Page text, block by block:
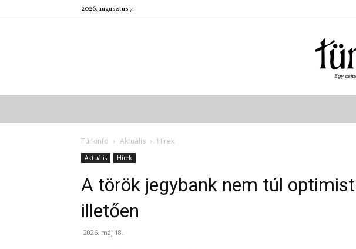
2026. augusztus 7.
Türkinfo Aktuális Hírek
Aktuális Hírek
A török jegybank nem túl
illetően
2026. máj 18.